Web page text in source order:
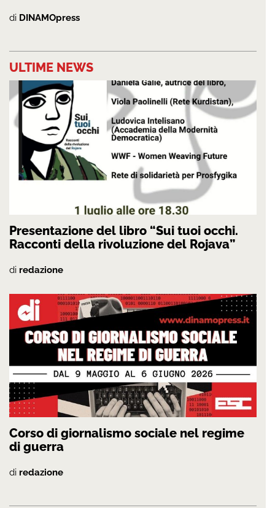
di DINAMOpress
ULTIME NEWS
Presentazione del libro “Sui tuoi occhi.
Racconti della rivoluzione del Rojava”
di redazione
Corso di giornalismo sociale nel regime
di guerra
di redazione